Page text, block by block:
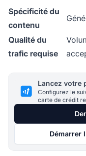
Spécificité du
contenu
Qualité du
trafic requise
Lancez votre
Configurez le
carte de crédit
Démarrer